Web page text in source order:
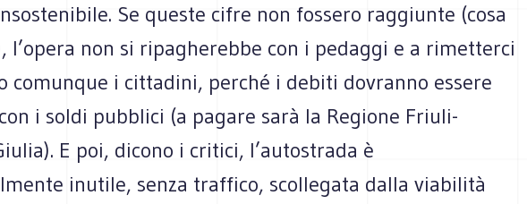
Se queste cifre non fossero raggiunte (cosa
l’opera non si ripagherebbe con i pedaggi e a rimetterci
comunque i cittadini, perché i debiti dovranno essere
i soldi pubblici (a pagare sarà la Regione Friuli-
E poi, dicono i critici, l’autostrada è
inutile, senza traffico, scollegata dalla viabilità